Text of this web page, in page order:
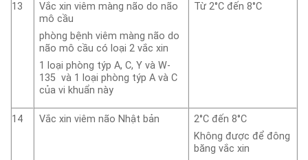
13
Vắc xin viêm màng não do não
mô cầu
phòng bệnh viêm màng não do
não mô cầu có loại 2 vắc xin
1 loại phòng týp A, C, Y và W-
135 và 1 loại phòng týp A và C
của vi khuẩn này
Từ 2°C đến 8°C
14 Vắc xin viêm não Nhật bản
2°C đến 8°C
Không được để đông
băng vắc xin